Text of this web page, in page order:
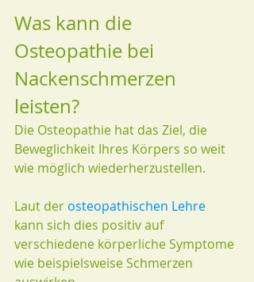
Was kann die
Osteopathie bei
Nackenschmerzen
leisten?
Die Osteopathie hat das Ziel, die
Beweglichkeit Ihres Körpers so weit
wie möglich wiederherzustellen.
Laut der osteopathischen Lehre
kann sich dies positiv auf
verschiedene körperliche Symptome
wie beispielsweise Schmerzen